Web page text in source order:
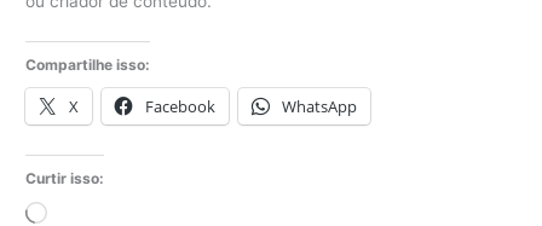
Compartilhe isso:
X Facebook WhatsApp
Curtir isso:
Carregando...